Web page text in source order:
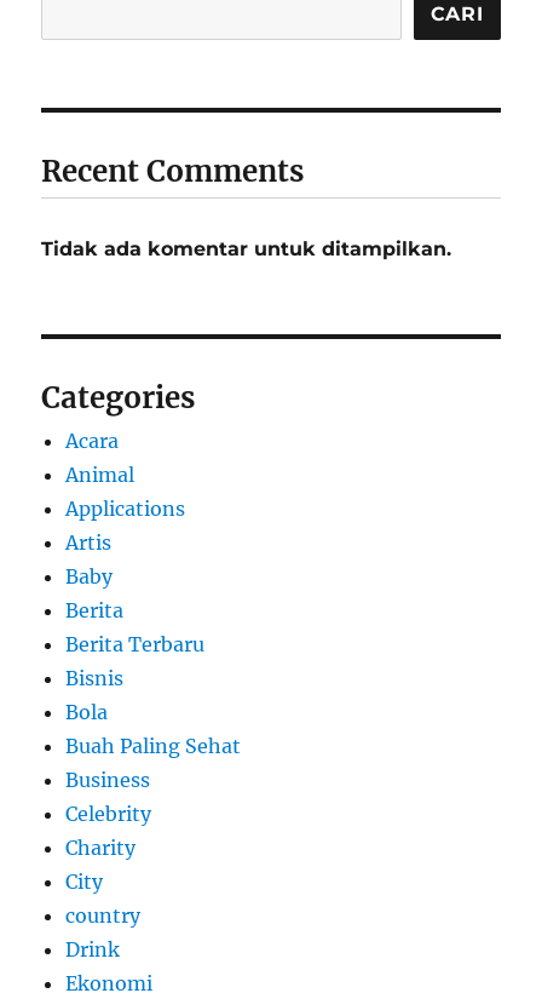
CARI
Recent Comments
Tidak ada komentar untuk ditampilkan.
Categories
Acara
Animal
Applications
Artis
Baby
Berita
Berita Terbaru
Bisnis
Bola
Buah Paling Sehat
Business
Celebrity
Charity
City
country
Drink
Ekonomi